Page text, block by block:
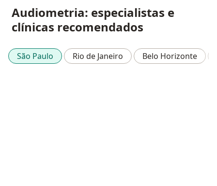
Audiometria: especialistas e
clínicas recomendados
São Paulo Rio de Janeiro Belo Horizonte